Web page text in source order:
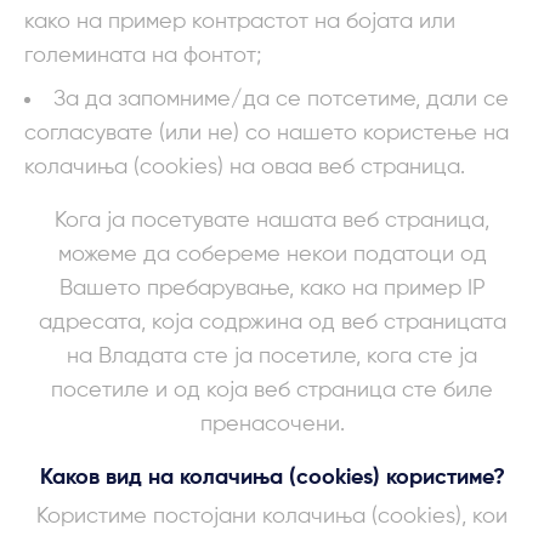
како на пример контрастот на бојата или
големината на фонтот;
За да запомниме/да се потсетиме, дали се
согласувате (или не) со нашето користење на
колачиња (cookies) на оваа веб страница.
Кога ја посетувате нашата веб страница,
можеме да собереме некои податоци од
Вашето пребарување, како на пример IP
адресата, која содржина од веб страницата
на Владата сте ја посетиле, кога сте ја
посетиле и од која веб страница сте биле
пренасочени.
Каков вид на колачиња (cookies) користиме?
Користиме постојани колачиња (cookies), кои